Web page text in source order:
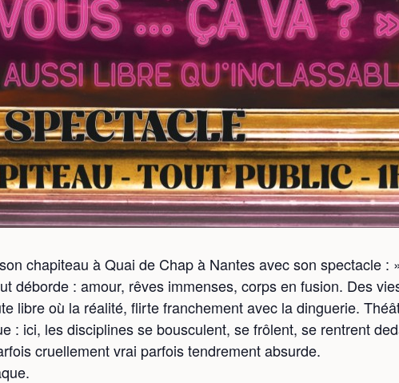
chapiteau à Quai de Chap à Nantes avec son spectacle :
déborde : amour, rêves immenses, corps en fusion. Des
libre où la réalité, flirte franchement avec la dinguerie.
: ici, les disciplines se bousculent, se frôlent, se rentrent
cruellement vrai parfois tendrement absurde.